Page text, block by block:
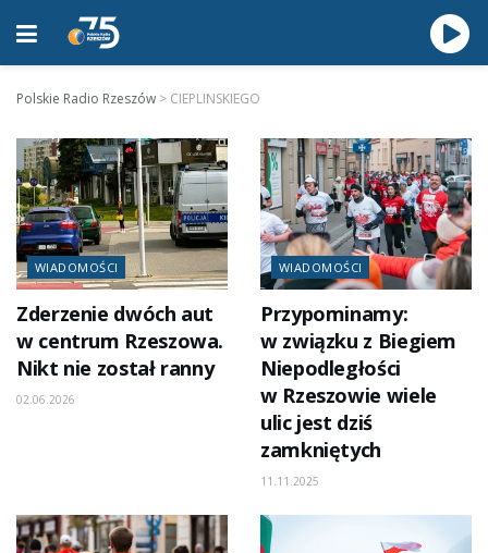
Polskie Radio Rzeszów > CIEPLINSKIEGO
WIADOMOŚCI
Zderzenie dwóch aut
w centrum Rzeszowa.
Nikt nie został ranny
02.06.2026
WIADOMOŚCI
Przypominamy:
w związku z Biegiem
Niepodległości
w Rzeszowie wiele
ulic jest dziś
zamkniętych
11.11.2025